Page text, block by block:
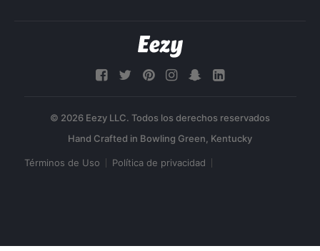
© 2026 Eezy LLC. Todos los derechos reservados
Términos de Uso Política de privacidad